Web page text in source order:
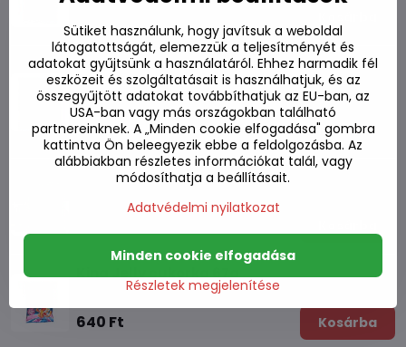
Gyömbéres cukorka 56g
Készleten
620 Ft Kosárba
Szőlőcukorka 66g
King Jelly cukorka 67g
Készleten
640 Ft Kosárba
Sütiket használunk, hogy javítsuk a weboldal
látogatottságát, elemezzük a teljesítményét és
adatokat gyűjtsünk a használatáról. Ehhez harmadik fél
eszközeit és szolgáltatásait is használhatjuk, és az
összegyűjtött adatokat továbbíthatjuk az EU-ban, az
USA-ban vagy más országokban található
partnereinknek. A „Minden cookie elfogadása" gombra
kattintva Ön beleegyezik ebbe a feldolgozásba. Az
alábbiakban részletes információkat talál, vagy
módosíthatja a beállításait.
Adatvédelmi nyilatkozat
Részletek megjelenítése
Minden cookie elfogadása